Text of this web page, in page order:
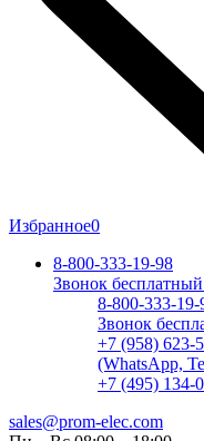
Избранное0
8-800-333-19-98
Звонок
8-800-333-19-
Звонок
+7 (958) 623-
(WhatsApp,
+7 (495) 134-
sales@prom-elec.com